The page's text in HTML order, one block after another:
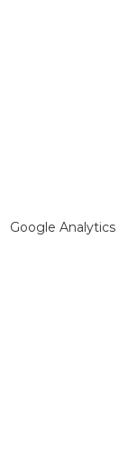
Google Analytics